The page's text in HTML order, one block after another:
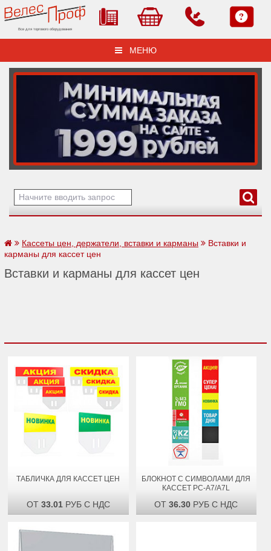
Все для торгового оборудования
МЕНЮ
Кассеты цен, держатели, вставки и карманы
Вставки и
карманы для кассет цен
Вставки и карманы для кассет цен
ТАБЛИЧКА ДЛЯ КАССЕТ ЦЕН
ОТ 33.01РУБ С НДС
БЛОКНОТ С СИМВОЛАМИ ДЛЯ
КАССЕТ PC-А7/A7L
ОТ36.30 РУБ С НДС